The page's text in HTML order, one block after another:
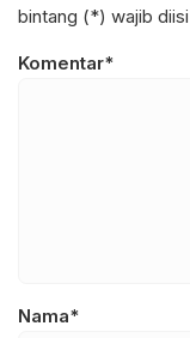
bintang (*) wajib diisi
Komentar*
Nama*